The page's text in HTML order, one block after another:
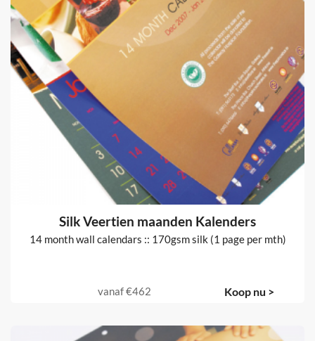
Silk Veertien maanden Kalenders
14 month wall calendars :: 170gsm silk (1 page per mth)
vanaf€462 Koop nu >